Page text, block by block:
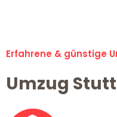
Erfahrene & günstige
Umzug